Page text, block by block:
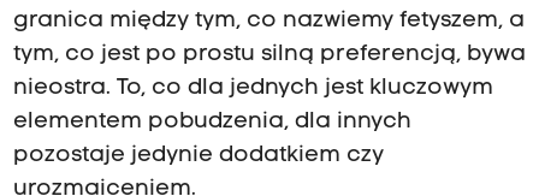
granica między tym, co nazwiemy fetyszem, a
tym, co jest po prostu silną preferencją, bywa
nieostra. To, co dla jednych jest kluczowym
elementem pobudzenia, dla innych
pozostaje jedynie dodatkiem czy
urozmaiceniem.